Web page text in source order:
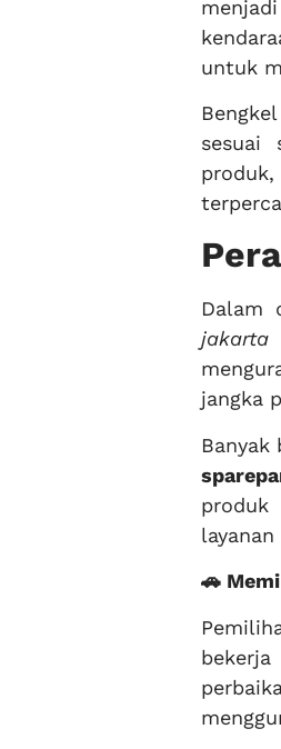
untuk
sesuai
Dalam
jakarta
jangka
Banyak
produk
🚗